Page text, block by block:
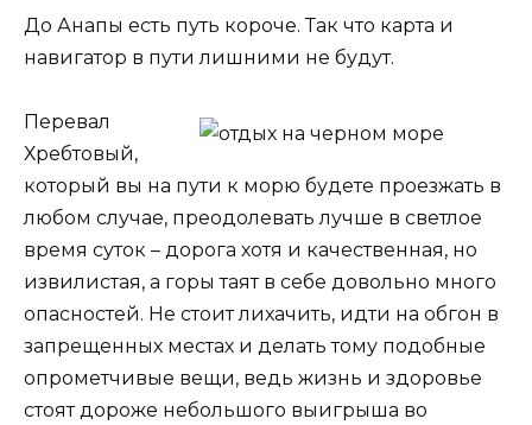
До Анапы есть путь короче. Так что карта и
навигатор в пути лишними не будут.
Перевал
Хребтовый,
который вы на пути к морю будете проезжать в
любом случае, преодолевать лучше в светлое
время суток – дорога хотя и качественная, но
извилистая, а горы таят в себе довольно много
опасностей. Не стоит лихачить, идти на обгон в
запрещенных местах и делать тому подобные
опрометчивые вещи, ведь жизнь и здоровье
стоят дороже небольшого выигрыша во